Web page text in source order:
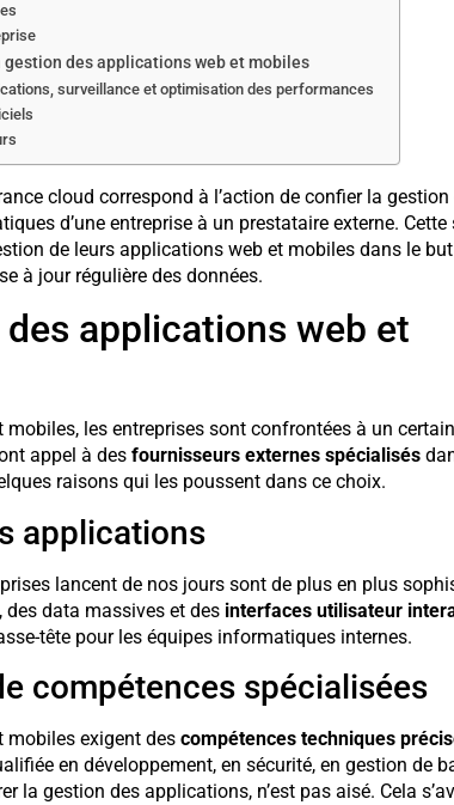
gestion des applications web et mobiles
surveillance et optimisation des performances
cloud correspond à l’action de confier la gestion
d’une entreprise à un prestataire externe.
de leurs applications web et mobiles dans le
à jour régulière des données.
applications web et
les entreprises sont confrontées à un
appel à des fournisseurs externes spécialisés
raisons qui les poussent dans ce choix.
applications
lancent de nos jours sont de plus en plus
data massives et des interfaces utilisateur
tête pour les équipes informatiques internes.
compétences spécialisées
mobiles exigent des compétences techniques
en développement, en sécurité, en gestion de
la gestion des applications, n’est pas aisé. Cela